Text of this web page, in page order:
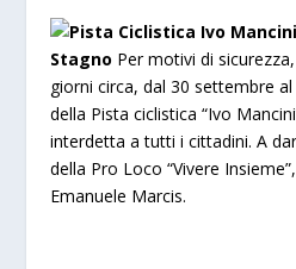
Stagno Per motivi di
giorni circa, dal 30 settembre al
della Pista ciclistica “Ivo
interdetta a tutti i cittadini. A
della Pro Loco “Vivere
Emanuele Marcis.